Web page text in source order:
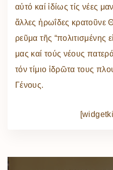
αὐτό καί ἰδίως τίς νέες
ἄλλες ἡρωΐδες κρατοῦνε
ρεῦμα τῆς “πολιτισμένης
μας καί τούς νέους
τόν τίμιο ἱδρῶτα τους
Γένους.